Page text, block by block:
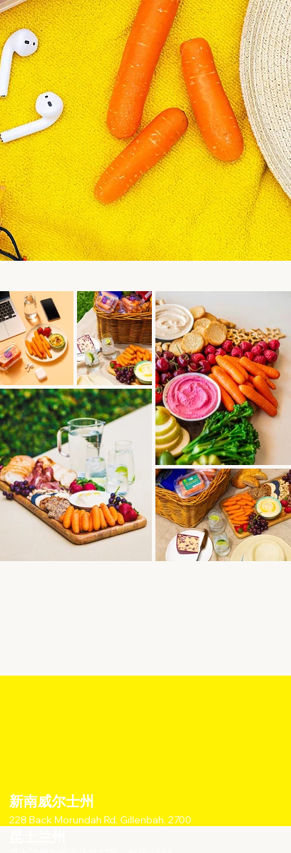
新南威尔士州
228 Back Morundah Rd, Gillenbah, 2700